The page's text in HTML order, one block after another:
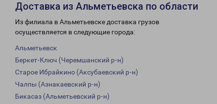
Доставка из Альметьевска по области
Из филиала в Альметьевске доставка грузов
осуществляется в следующие города:
Альметьевск
Беркет-Ключ (Черемшанский р-н)
Старое Ибрайкино (Аксубаевский р-н)
Чалпы (Азнакаевский р-н)
Бикасаз (Альметьевский р-н)